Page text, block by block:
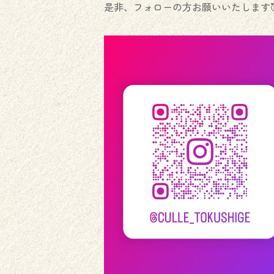
是非、フォローの方お願いいたします